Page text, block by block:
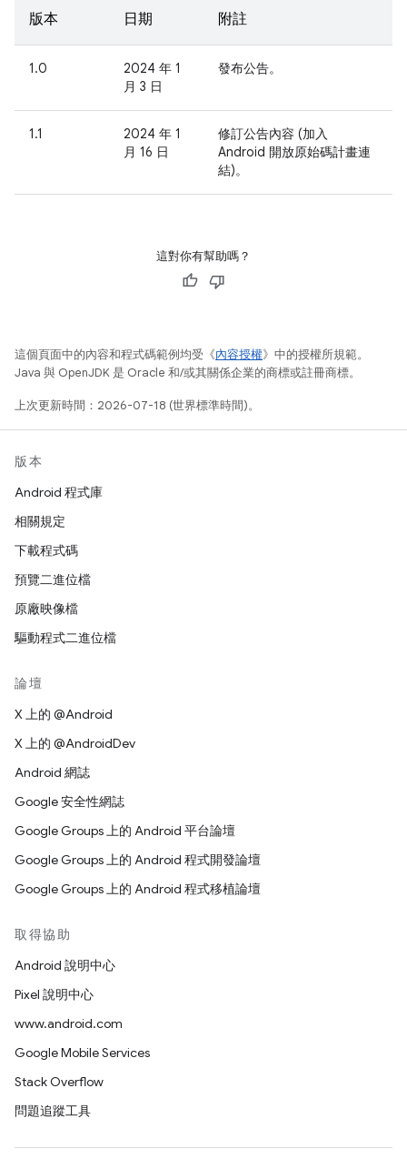
版本 日期 附註
1.0
2024 年 1
月 3 日
發布公告。
1.1
2024 年 1
月 16 日
修訂公告內容 (加入
Android 開放原始碼計畫連
結)。
這對你有幫助嗎？
這個頁面中的內容和程式碼範例均受《內容授權》中的授權所規範。
Java 與 OpenJDK 是 Oracle 和/或其關係企業的商標或註冊商標。
上次更新時間：2026-07-18 (世界標準時間)。
版本
Android 程式庫
相關規定
下載程式碼
預覽二進位檔
原廠映像檔
驅動程式二進位檔
論壇
X 上的 @Android
X 上的 @AndroidDev
Android 網誌
Google 安全性網誌
Google Groups 上的 Android 平台論壇
Google Groups 上的 Android 程式開發論壇
Google Groups 上的 Android 程式移植論壇
取得協助
Android 說明中心
Pixel 說明中心
www.android.com
Google Mobile Services
Stack Overflow
問題追蹤工具